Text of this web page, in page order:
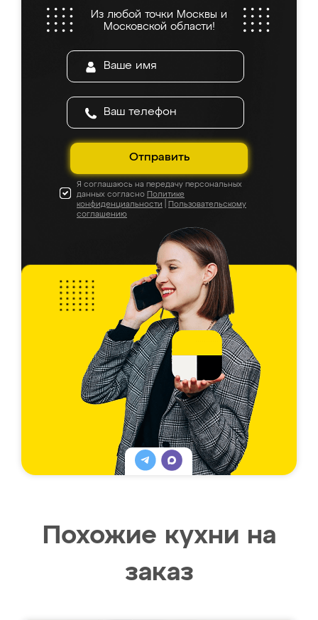
Из любой точки Москвы и
Московской области!
Отправить
Я соглашаюсь на передачу персональных
данных согласно Политике
конфиденциальности
Пользовательскому
соглашению
Похожие кухни на
заказ